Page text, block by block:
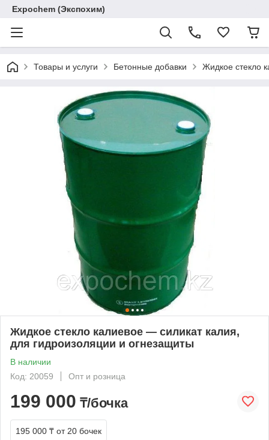
Expochem (Экспохим)
Товары и услуги Бетонные добавки Жидкое стекло
Жидкое стекло калиевое — силикат калия,
для гидроизоляции и огнезащиты
В наличии
Код: 20059
Опт и розница
199 000 ₸/бочка
195 000 ₸ от 20 бочек